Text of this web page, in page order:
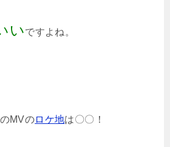
いですよね。
MVのロケ地は〇〇！